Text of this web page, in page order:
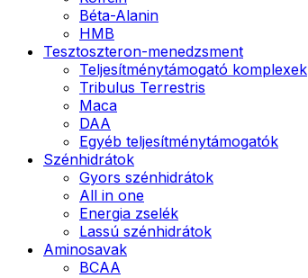
Béta-Alanin
HMB
Tesztoszteron-menedzsment
Teljesítménytámogató komplexek
Tribulus Terrestris
Maca
DAA
Egyéb teljesítménytámogatók
Szénhidrátok
Gyors szénhidrátok
All in one
Energia zselék
Lassú szénhidrátok
Aminosavak
BCAA